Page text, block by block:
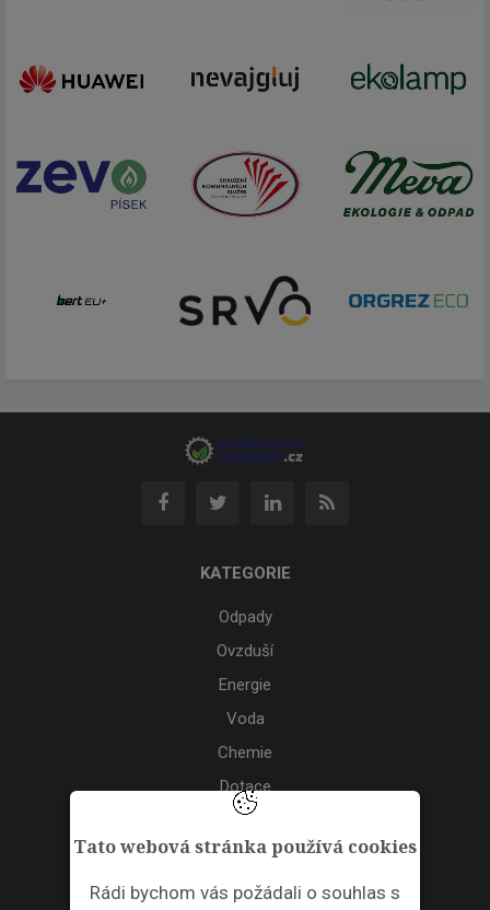
Tato webová stránka používá cookies
Rádi bychom vás požádali o souhlas s
KATEGORIE
Odpady
Ovzduší
Energie
Voda
Chemie
Dotace
Akce